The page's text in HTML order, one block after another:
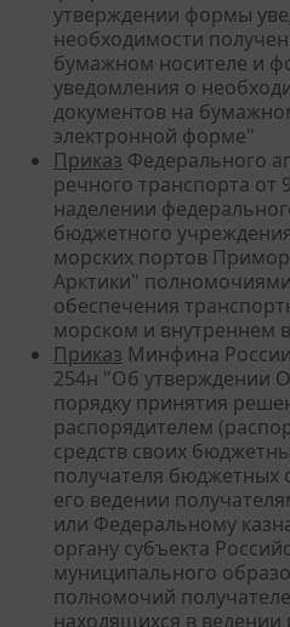
утверждении формы
необходимости
бумажном носителе и
уведомления о
документов на
электронной форме"
Приказ Федерального
речного транспорта от
наделении
бюджетного
морских портов
Арктики"
обеспечения
морском и внутреннем
Приказ Минфина
254н "Об утверждении
порядку принятия
распорядителем
средств своих
получателя бюджетных
его ведении
или Федеральному
органу субъекта
муниципального
полномочий
находящихся в ведении